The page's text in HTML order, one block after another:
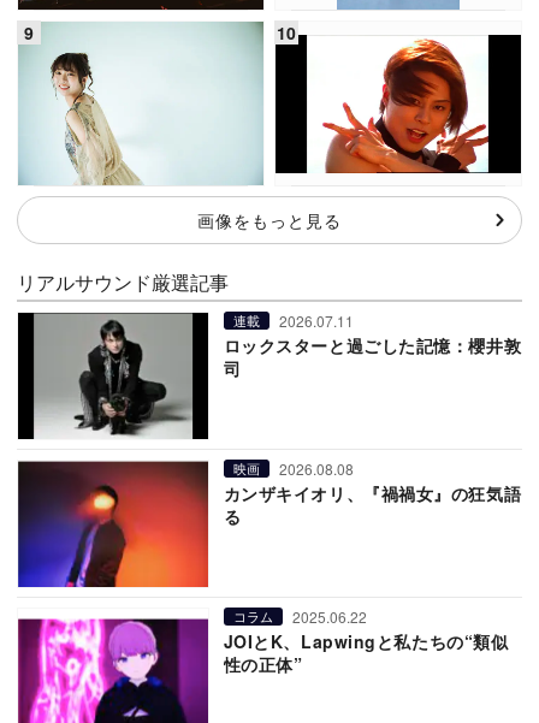
画像をもっと見る
リアルサウンド厳選記事
連載 2026.07.11
ロックスターと過ごした記憶：櫻井敦
司
映画 2026.08.08
カンザキイオリ、『禍禍女』の狂気語
る
コラム 2025.06.22
JOIとK、Lapwingと私たちの“類似
性の正体”